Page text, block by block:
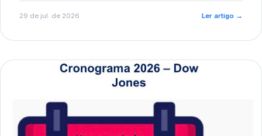
29 de jul. de 2026 Ler artigo →